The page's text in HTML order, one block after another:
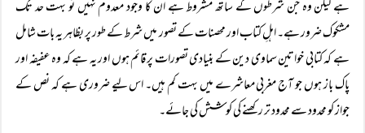
ہے لیکن وہ جن شرطوں کے ساتھ مشروط ہے ان کا وجود معدوم نہیں تو بہت حد تک
مشکوک ضرور ہے۔ اہلِ کتاب اور محصنات کے تصور میں شرط کے طور پر بظاہر یہ بات شامل
ہے کہ کتابی خواتین سماوی دین کے بنیادی تصورات پر قائم ہوں اور یہ ہے کہ وہ عفیفہ اور
پاک باز ہوں جو آج مغربی معاشرے میں بہت کم ہیں۔ اس لیے ضروری ہے کہ نص کے
جواز کو محدود سے محدود تر رکھنے کی کوشش کی جائے۔